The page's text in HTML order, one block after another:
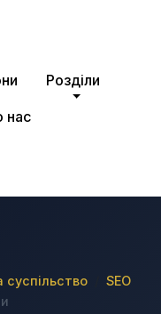
Розділи
нас
суспільство
SEO